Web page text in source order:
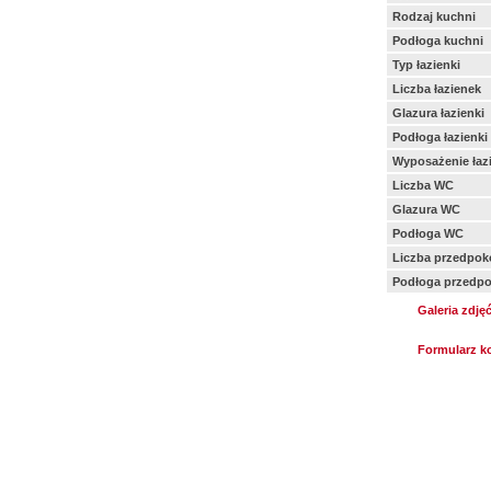
Rodzaj kuchni
Podłoga kuchni
Typ łazienki
Liczba łazienek
Glazura łazienki
Podłoga łazienki
Wyposażenie
Liczba WC
Glazura WC
Podłoga WC
Liczba
Podłoga
Galeria zdjęć
Formularz